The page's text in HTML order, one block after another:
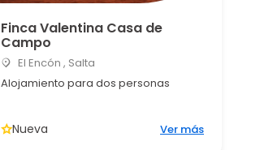
Finca Valentina Casa de
Campo
El Encón , Salta
Alojamiento para dos personas
Nueva Ver más